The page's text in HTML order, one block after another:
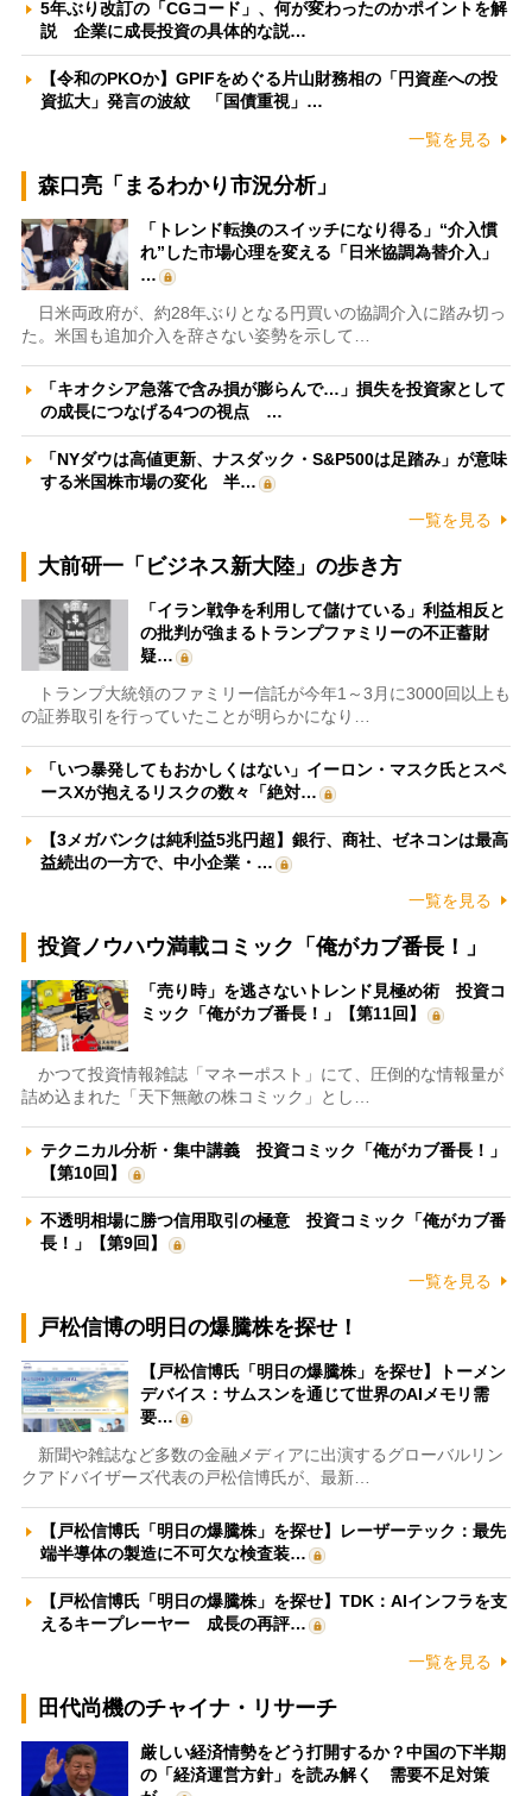
5年ぶり改訂の「CGコード」、何が変わったのかポイントを解
説 企業に成長投資の具体的な説…
【令和のPKOか】GPIFをめぐる片山財務相の「円資産への投
資拡大」発言の波紋 「国債重視」…
一覧を見る
森口亮「まるわかり市況分析」
「トレンド転換のスイッチになり得る」“介入慣
れ”した市場心理を変える「日米協調為替介入」
…
日米両政府が、約28年ぶりとなる円買いの協調介入に踏み切っ
た。米国も追加介入を辞さない姿勢を示して…
「キオクシア急落で含み損が膨らんで…」損失を投資家として
の成長につなげる4つの視点 …
「NYダウは高値更新、ナスダック・S&P500は足踏み」が意味
する米国株市場の変化 半…
一覧を見る
大前研一「ビジネス新大陸」の歩き方
「イラン戦争を利用して儲けている」利益相反と
の批判が強まるトランプファミリーの不正蓄財
疑…
トランプ大統領のファミリー信託が今年1～3月に3000回以上も
の証券取引を行っていたことが明らかになり…
「いつ暴発してもおかしくはない」イーロン・マスク氏とスペ
ースXが抱えるリスクの数々「絶対…
【3メガバンクは純利益5兆円超】銀行、商社、ゼネコンは最高
益続出の一方で、中小企業・…
一覧を見る
投資ノウハウ満載コミック「俺がカブ番長！」
「売り時」を逃さないトレンド見極め術 投資コ
ミック「俺がカブ番長！」【第11回】
かつて投資情報雑誌「マネーポスト」にて、圧倒的な情報量が
詰め込まれた「天下無敵の株コミック」とし…
テクニカル分析・集中講義 投資コミック「俺がカブ番長！」
【第10回】
不透明相場に勝つ信用取引の極意 投資コミック「俺がカブ番
長！」【第9回】
一覧を見る
戸松信博の明日の爆騰株を探せ！
【戸松信博氏「明日の爆騰株」を探せ】トーメン
デバイス：サムスンを通じて世界のAIメモリ需
要…
新聞や雑誌など多数の金融メディアに出演するグローバルリン
クアドバイザーズ代表の戸松信博氏が、最新…
【戸松信博氏「明日の爆騰株」を探せ】レーザーテック：最先
端半導体の製造に不可欠な検査装…
【戸松信博氏「明日の爆騰株」を探せ】TDK：AIインフラを支
えるキープレーヤー 成長の再評…
一覧を見る
田代尚機のチャイナ・リサーチ
厳しい経済情勢をどう打開するか？中国の下半期
の「経済運営方針」を読み解く 需要不足対策